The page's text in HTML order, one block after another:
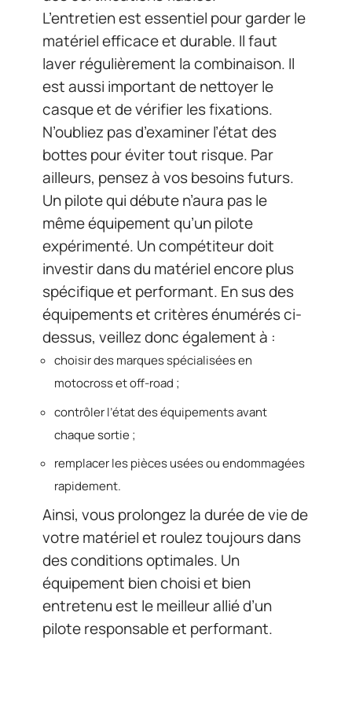
L’entretien est essentiel pour garder le
matériel efficace et durable. Il faut
laver régulièrement la combinaison. Il
est aussi important de nettoyer le
casque et de vérifier les fixations.
N’oubliez pas d’examiner l’état des
bottes pour éviter tout risque. Par
ailleurs, pensez à vos besoins futurs.
Un pilote qui débute n’aura pas le
même équipement qu’un pilote
expérimenté. Un compétiteur doit
investir dans du matériel encore plus
spécifique et performant. En sus des
équipements et critères énumérés ci-
dessus, veillez donc également à :
choisir des marques spécialisées en
motocross et off-road ;
contrôler l’état des équipements avant
chaque sortie ;
remplacer les pièces usées ou endommagées
rapidement.
Ainsi, vous prolongez la durée de vie de
votre matériel et roulez toujours dans
des conditions optimales. Un
équipement bien choisi et bien
entretenu est le meilleur allié d’un
pilote responsable et performant.